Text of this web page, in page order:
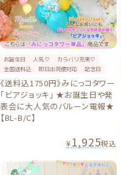
お誕生日 人気♡
カラバリ充実♡
全国送料込
即日出荷便対応 記念日
《送料込1750円》みにっコタワー
「ビアジョッキ」 ★お誕生日や発
表会に大人気のバルーン電報★
【BL-B/C】
¥1,925税込